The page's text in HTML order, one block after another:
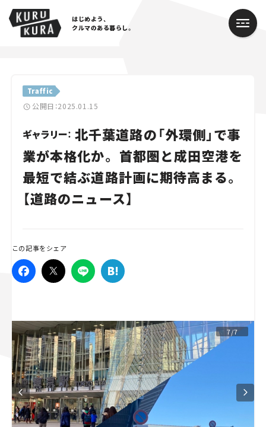
はじめよう、
クルマのある暮らし。
Traffic
公開日：2025.01.15
ギャラリー： 北千葉道路の「外環側」で事
業が本格化か。 首都圏と成田空港を
最短で結ぶ道路計画に期待高まる。
【道路のニュース】
この記事をシェア
7/7
Cars
Lifestyle
Traffic
Special
Campaign
人気のハッシュタグ
スズキ ジムニー｜Suzuki Jimny